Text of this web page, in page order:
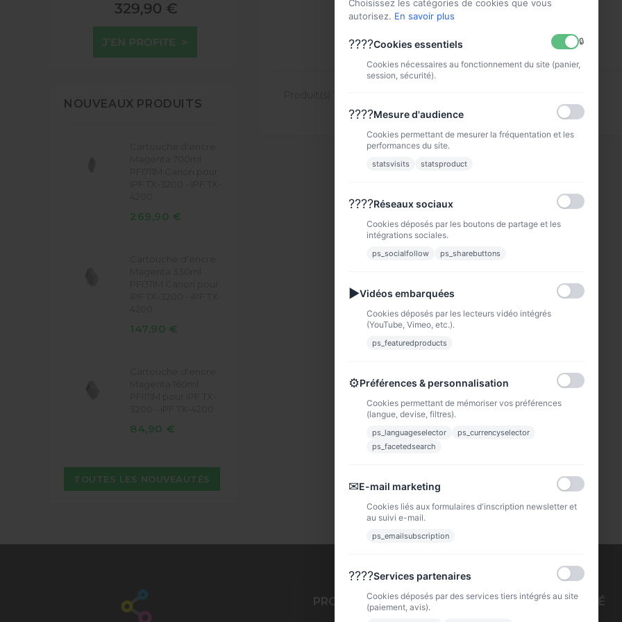
NOUVEAUX PRODUITS
269,90 €
147,90 €
84,90 €
TOUTES LES NOUVEAUTÉS
PRODUITS NOTRE SOCIÉTÉ
Choisissez les catégories de cookies que vous
autorisez. En savoir plus
????Cookies essentiels 🔒
Cookies nécessaires au fonctionnement du site (panier,
session, sécurité).
????Mesure d'audience
Cookies permettant de mesurer la fréquentation et les
performances du site.
statsvisits statsproduct
????Réseaux sociaux
Cookies déposés par les boutons de partage et les
intégrations sociales.
ps_socialfollow ps_sharebuttons
▶Vidéos embarquées
Cookies déposés par les lecteurs vidéo intégrés
(YouTube, Vimeo, etc.).
ps_featuredproducts
⚙Préférences & personnalisation
Cookies permettant de mémoriser vos préférences
(langue, devise, filtres).
ps_languageselector
ps_currencyselector
ps_facetedsearch
✉E-mail marketing
Cookies liés aux formulaires d'inscription newsletter et
au suivi e-mail.
ps_emailsubscription
????Services partenaires
Cookies déposés par des services tiers intégrés au site
(paiement, avis).